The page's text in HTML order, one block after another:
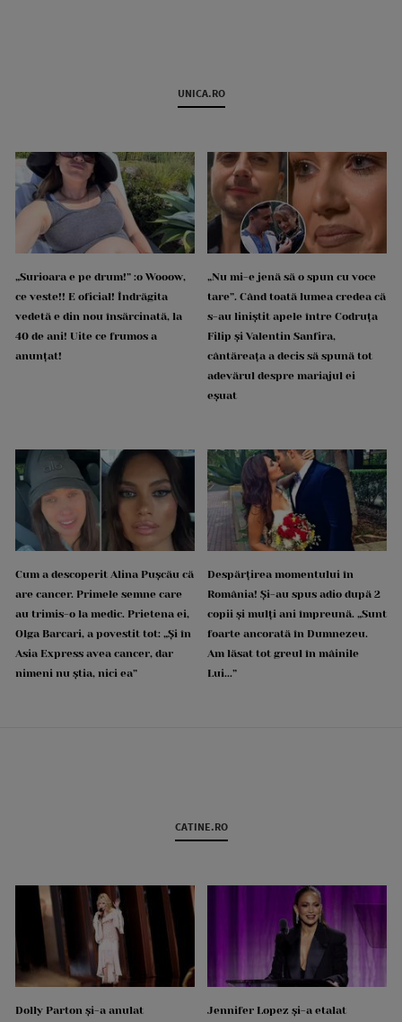
UNICA.RO
„Surioara e pe drum!” :o Wooow,
ce veste!! E oficial! Îndrăgita
vedetă e din nou însărcinată, la
40 de ani! Uite ce frumos a
anunțat!
„Nu mi-e jenă să o spun cu voce
tare”. Când toată lumea credea că
s-au liniștit apele între Codruța
Filip și Valentin Sanfira,
cântăreața a decis să spună tot
adevărul despre mariajul ei
eșuat
Cum a descoperit Alina Pușcău că
are cancer. Primele semne care
au trimis-o la medic. Prietena ei,
Olga Barcari, a povestit tot: „Și în
Asia Express avea cancer, dar
nimeni nu știa, nici ea”
Despărțirea momentului în
România! Și-au spus adio după 2
copii și mulți ani împreună. „Sunt
foarte ancorată în Dumnezeu.
Am lăsat tot greul în mâinile
Lui...”
CATINE.RO
Dolly Parton și-a anulat
Jennifer Lopez și-a etalat